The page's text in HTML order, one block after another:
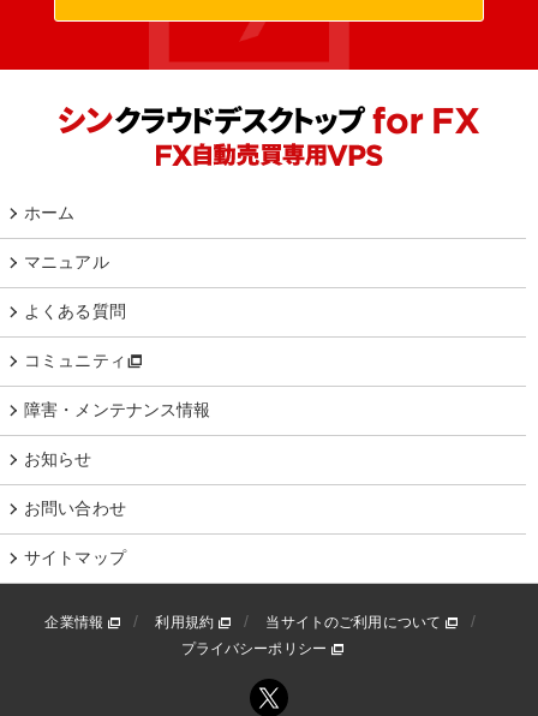
ホーム
マニュアル
よくある質問
コミュニティ
障害・メンテナンス情報
お知らせ
お問い合わせ
サイトマップ
企業情報 利用規約
当サイトのご利用について
プライバシーポリシー